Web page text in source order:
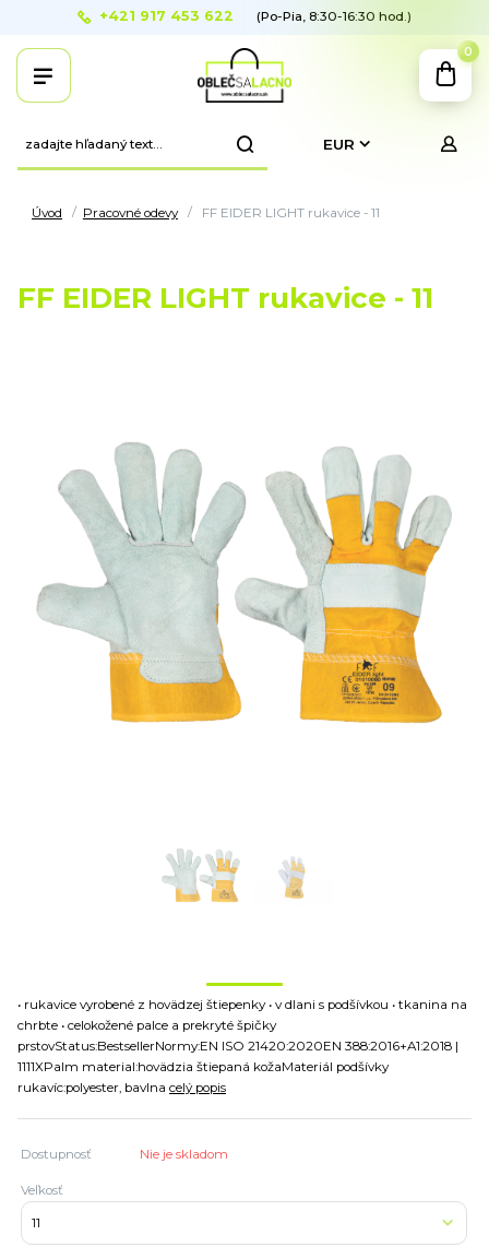
EUR
+421 917 453 622 (Po-Pia, 8:30-16:30 hod.)
0
Úvod Pracovné odevy FF EIDER LIGHT rukavice - 11
FF EIDER LIGHT rukavice - 11
• rukavice vyrobené z hovädzej štiepenky • v dlani s podšívkou • tkanina na
chrbte • celokožené palce a prekryté špičky
prstovStatus:BestsellerNormy:EN ISO 21420:2020EN 388:2016+A1:2018 |
1111XPalm material:hovädzia štiepaná kožaMateriál podšívky
rukavíc:polyester, bavlna celý popis
Dostupnosť Nie je skladom
Veľkosť